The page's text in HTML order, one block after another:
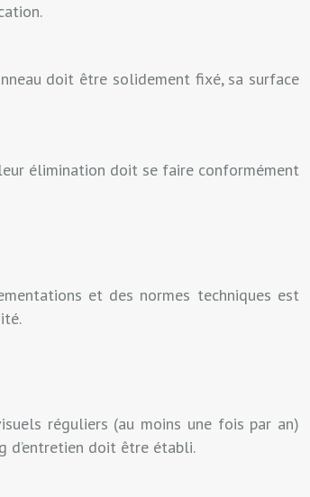
doit être solidement fixé, sa surface
élimination doit se faire conformément
et des normes techniques est
réguliers (au moins une fois par an)
d’entretien doit être établi.